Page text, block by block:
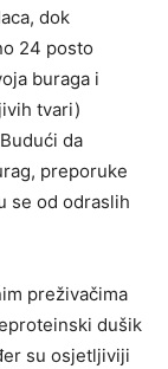
dok
24 posto
buraga i
tvari)
da
preporuke
se od odraslih
preživačima
dušik
su osjetljiviji